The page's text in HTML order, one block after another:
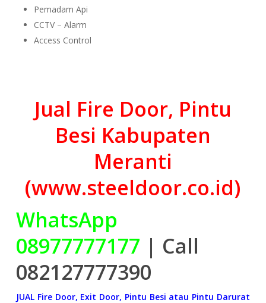
Pemadam Api
CCTV – Alarm
Access Control
Jual Fire Door, Pintu
Besi Kabupaten
Meranti
(www.steeldoor.co.id)
WhatsApp
08977777177 | Call
082127777390
JUAL Fire Door, Exit Door, Pintu Besi atau Pintu Darurat